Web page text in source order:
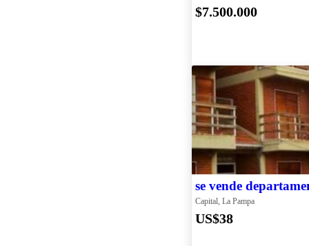
$7.500.000
se vende
Capital, La Pampa
US$38